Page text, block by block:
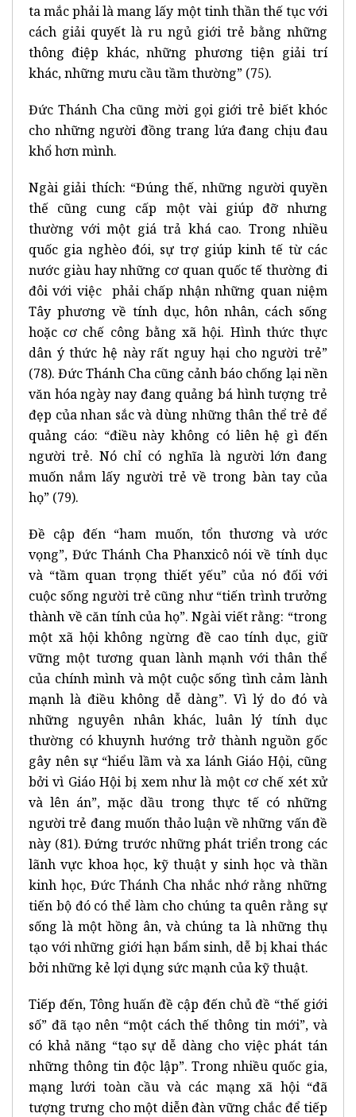
ta mắc phải là mang lấy một tinh thần thế tục với
cách giải quyết là ru ngủ giới trẻ bằng những
thông điệp khác, những phương tiện giải trí
khác, những mưu cầu tầm thường” (75).
Đức Thánh Cha cũng mời gọi giới trẻ biết khóc
cho những người đồng trang lứa đang chịu đau
khổ hơn mình.
Ngài giải thích: “Đúng thế, những người quyền
thế cũng cung cấp một vài giúp đỡ nhưng
thường với một giá trả khá cao. Trong nhiều
quốc gia nghèo đói, sự trợ giúp kinh tế từ các
nước giàu hay những cơ quan quốc tế thường đi
đôi với việc phải chấp nhận những quan niệm
Tây phương về tính dục, hôn nhân, cách sống
hoặc cơ chế công bằng xã hội. Hình thức thực
dân ý thức hệ này rất nguy hại cho người trẻ”
(78). Đức Thánh Cha cũng cảnh báo chống lại nền
văn hóa ngày nay đang quảng bá hình tượng trẻ
đẹp của nhan sắc và dùng những thân thể trẻ để
quảng cáo: “điều này không có liên hệ gì đến
người trẻ. Nó chỉ có nghĩa là người lớn đang
muốn nắm lấy người trẻ về trong bàn tay của
họ” (79).
Đề cập đến “ham muốn, tổn thương và ước
vọng”, Đức Thánh Cha Phanxicô nói về tính dục
và “tầm quan trọng thiết yếu” của nó đối với
cuộc sống người trẻ cũng như “tiến trình trưởng
thành về căn tính của họ”. Ngài viết rằng: “trong
một xã hội không ngừng đề cao tính dục, giữ
vững một tương quan lành mạnh với thân thể
của chính mình và một cuộc sống tình cảm lành
mạnh là điều không dễ dàng”. Vì lý do đó và
những nguyên nhân khác, luân lý tính dục
thường có khuynh hướng trở thành nguồn gốc
gây nên sự “hiểu lầm và xa lánh Giáo Hội, cũng
bởi vì Giáo Hội bị xem như là một cơ chế xét xử
và lên án”, mặc dầu trong thực tế có những
người trẻ đang muốn thảo luận về những vấn đề
này (81). Đứng trước những phát triển trong các
lãnh vực khoa học, kỹ thuật y sinh học và thần
kinh học, Đức Thánh Cha nhắc nhớ rằng những
tiến bộ đó có thể làm cho chúng ta quên rằng sự
sống là một hồng ân, và chúng ta là những thụ
tạo với những giới hạn bẩm sinh, dễ bị khai thác
bởi những kẻ lợi dụng sức mạnh của kỹ thuật.
Tiếp đến, Tông huấn đề cập đến chủ đề “thế giới
số” đã tạo nên “một cách thế thông tin mới”, và
có khả năng “tạo sự dễ dàng cho việc phát tán
những thông tin độc lập”. Trong nhiều quốc gia,
mạng lưới toàn cầu và các mạng xã hội “đã
tượng trưng cho một diễn đàn vững chắc để tiếp